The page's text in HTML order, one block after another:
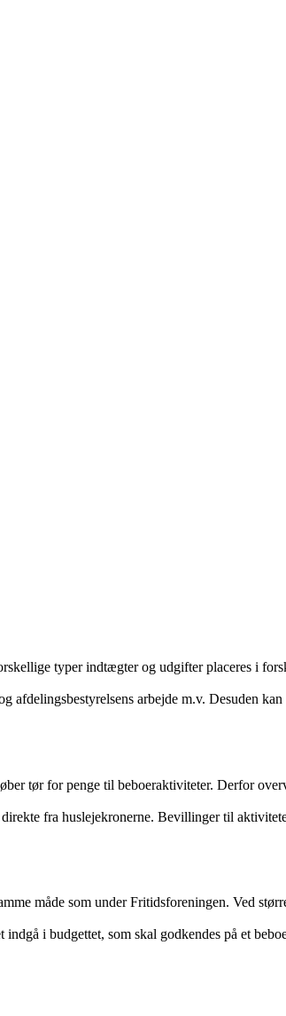
typer indtægter og udgifter placeres i
afdelingsbestyrelsens arbejde m.v. Desuden
tør for penge til beboeraktiviteter. Derfor
fra huslejekronerne. Bevillinger til
måde som under Fritidsforeningen. Ved
i budgettet, som skal godkendes på et